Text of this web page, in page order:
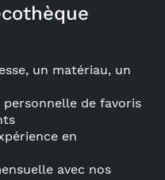
un matériau, un
de favoris
en
avec nos